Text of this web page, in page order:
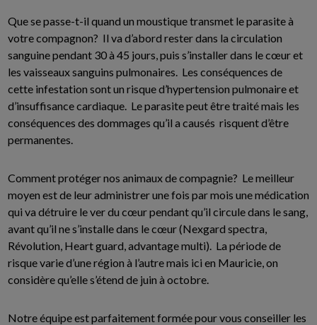
Que se passe-t-il quand un moustique transmet le parasite à
votre compagnon? Il va d’abord rester dans la circulation
sanguine pendant 30 à 45 jours, puis s’installer dans le cœur et
les vaisseaux sanguins pulmonaires. Les conséquences de
cette infestation sont un risque d’hypertension pulmonaire et
d’insuffisance cardiaque. Le parasite peut être traité mais les
conséquences des dommages qu’il a causés risquent d’être
permanentes.
Comment protéger nos animaux de compagnie? Le meilleur
moyen est de leur administrer une fois par mois une médication
qui va détruire le ver du cœur pendant qu’il circule dans le sang,
avant qu’il ne s’installe dans le cœur (Nexgard spectra,
Révolution, Heart guard, advantage multi). La période de
risque varie d’une région à l’autre mais ici en Mauricie, on
considère qu’elle s’étend de juin à octobre.
Notre équipe est parfaitement formée pour vous conseiller les